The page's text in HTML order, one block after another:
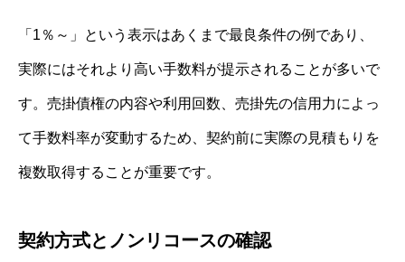
「1％～」という表示はあくまで最良条件の例であり、
実際にはそれより高い手数料が提示されることが多いで
す。売掛債権の内容や利用回数、売掛先の信用力によっ
て手数料率が変動するため、契約前に実際の見積もりを
複数取得することが重要です。
契約方式とノンリコースの確認